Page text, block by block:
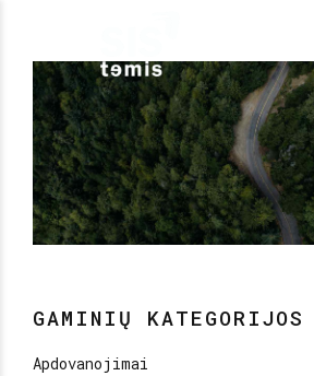
GAMINIŲ KATEGORIJOS
Apdovanojimai